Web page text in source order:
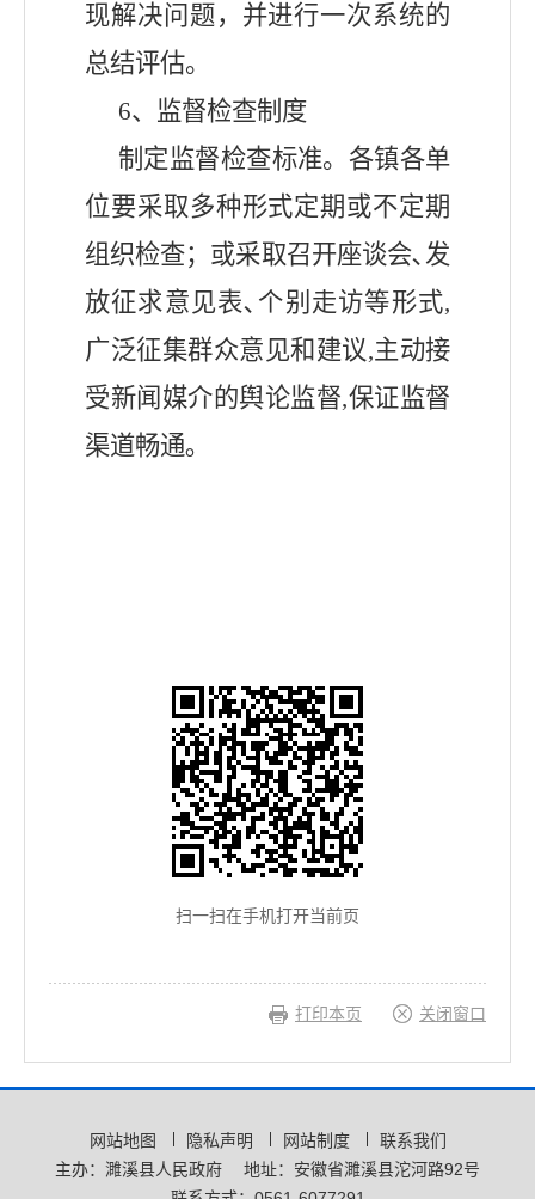
现解决问题，并进行一次系统的
总结评估。
6、监督检查制度
制定监督检查标准。 各镇各单
位要采取多种形式定期或不定期
组织检查；或采取召开座谈会､发
放征求意见表､个别走访等形式,
广泛征集群众意见和建议,主动接
受新闻媒介的舆论监督,保证监督
渠道畅通｡
扫一扫在手机打开当前页
打印本页 关闭窗口
网站地图 隐私声明 网站制度
联系我们
主办：濉溪县人民政府
地址：安徽省濉溪县沱河路92号